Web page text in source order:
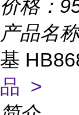
价格：
产品名称
基
品 >